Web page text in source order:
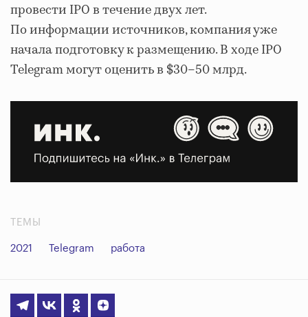
провести IPO в течение двух лет.
По информации источников, компания уже
начала подготовку к размещению. В ходе IPO
Telegram могут оценить в $30–50 млрд.
ТЕМЫ
2021 Telegram работа